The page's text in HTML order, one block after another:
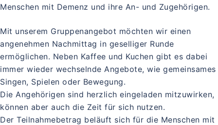
Menschen mit Demenz und ihre An- und Zugehörigen.
Mit unserem Gruppenangebot möchten wir einen
angenehmen Nachmittag in geselliger Runde
ermöglichen. Neben Kaffee und Kuchen gibt es dabei
immer wieder wechselnde Angebote, wie gemeinsames
Singen, Spielen oder Bewegung.
Die Angehörigen sind herzlich eingeladen mitzuwirken,
können aber auch die Zeit für sich nutzen.
Der Teilnahmebetrag beläuft sich für die Menschen mit